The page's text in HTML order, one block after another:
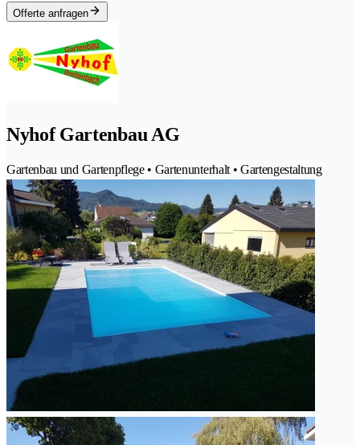
Offerte anfragen
Nyhof Gartenbau AG
Gartenbau und Gartenpflege • Gartenunterhalt • Gartengestaltung